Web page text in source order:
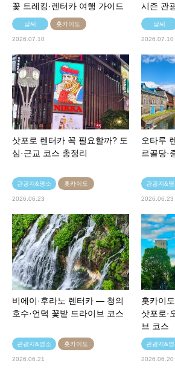
꽃 트레킹·렌터카 여행 가이드
날씨 홋카이도
2026.07.10
시즌 관
날씨
2026.07.10
삿포로 렌터카 꼭 필요할까? 도
심·근교 코스 총정리
관광지&명소 홋카이도
2026.06.23
오타루
르골당·
관광지&명
2026.06.23
비에이·후라노 렌터카 — 청의
호수·언덕 꽃밭 드라이브 코스
관광지&명소 홋카이도
2026.06.21
홋카이
삿포로·
브 코스
관광지&명
2026.06.20